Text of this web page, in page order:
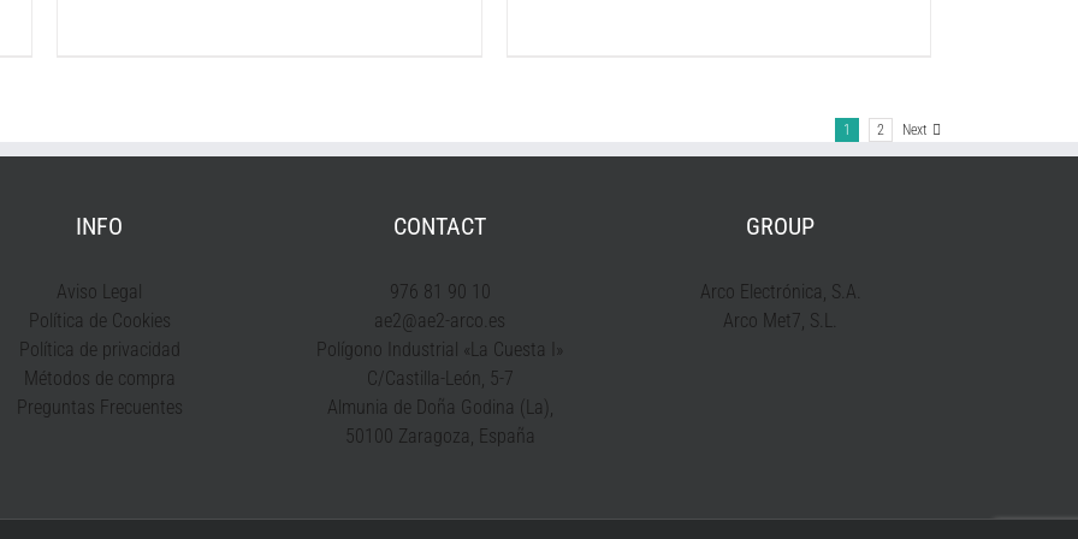
1 2 Next
INFO
Aviso Legal
Política de Cookies
Política de privacidad
Métodos de compra
Preguntas Frecuentes
CONTACT
976 81 90 10
ae2@ae2-arco.es
Polígono Industrial «La Cuesta I»
C/Castilla-León, 5-7
Almunia de Doña Godina (La),
50100 Zaragoza, España
GROUP
Arco Electrónica, S.A.
Arco Met7, S.L.